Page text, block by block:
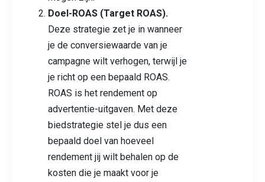
Doel-ROAS (Target ROAS).
Deze strategie zet je in wanneer
je de conversiewaarde van je
campagne wilt verhogen, terwijl je
je richt op een bepaald ROAS.
ROAS is het rendement op
advertentie-uitgaven. Met deze
biedstrategie stel je dus een
bepaald doel van hoeveel
rendement jij wilt behalen op de
kosten die je maakt voor je